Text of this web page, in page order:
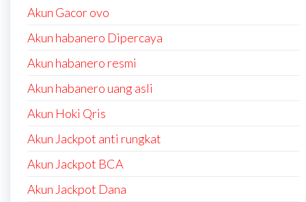
Akun Gacor ovo
Akun habanero Dipercaya
Akun habanero resmi
Akun habanero uang asli
Akun Hoki Qris
Akun Jackpot anti rungkat
Akun Jackpot BCA
Akun Jackpot Dana